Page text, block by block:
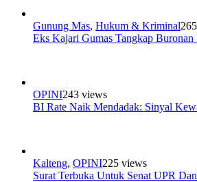
Gunung Mas, Hukum & Kriminal
Eks Kajari Gumas Tangkap
OPINI243 views
BI Rate Naik Mendadak: Sinyal
Kalteng, OPINI225 views
Surat Terbuka Untuk Senat UPR